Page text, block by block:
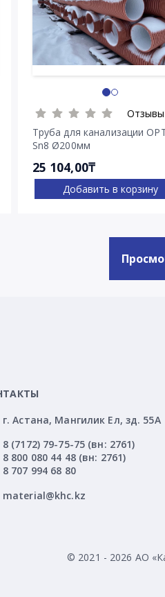
Труба для канализации
Sn8 Ø200мм
25 104,00₸
Добавить в корзину
г. Астана, Мангилик Ел, зд. 55А
8 (7172) 79-75-75 (вн: 2761)
8 800 080 44 48 (вн: 2761)
8 707 994 68 80
material@khc.kz
© 2021 - 2026 АО